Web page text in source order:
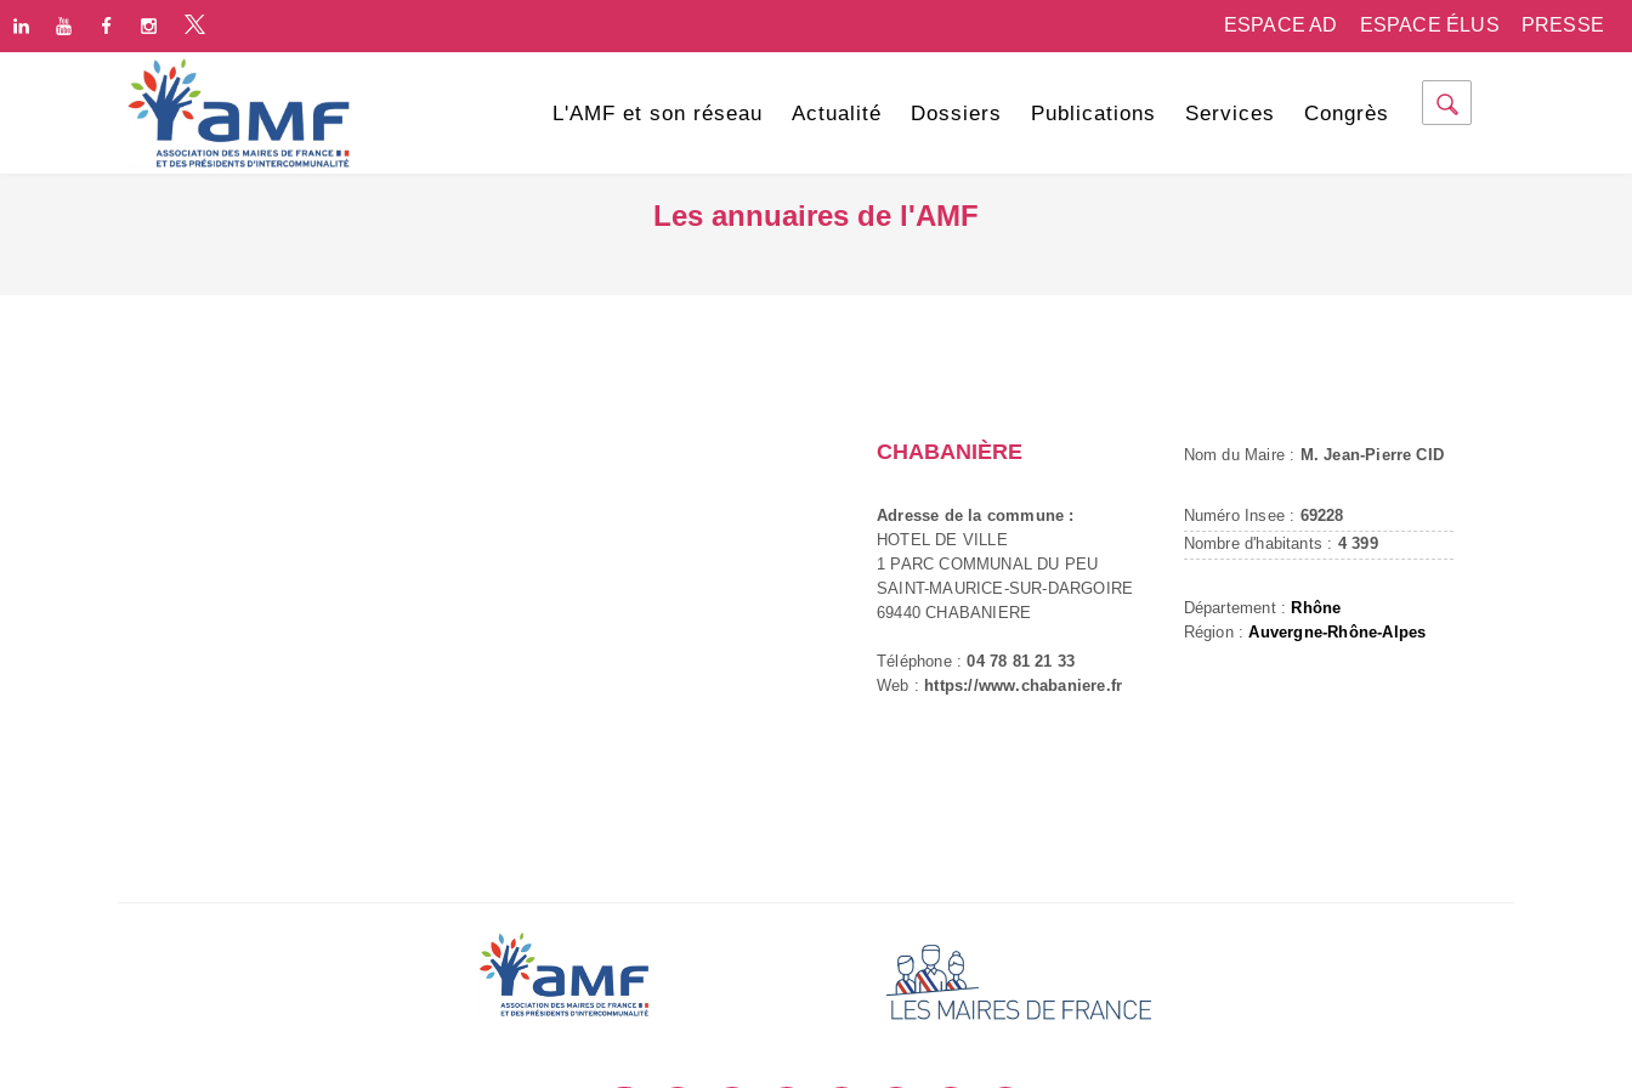
PRESSE
ESPACE ÉLUS
ESPACE AD
L'AMF et son réseau Actualité Dossiers Publications Services Congrès
Les annuaires de l'AMF
CHABANIÈRE
Adresse de la commune :
HOTEL DE VILLE
1 PARC COMMUNAL DU PEU
SAINT-MAURICE-SUR-DARGOIRE
69440 CHABANIERE
Téléphone :04 78 81 21 33
Web : https://www.chabaniere.fr
Nom du Maire : M. Jean-Pierre CID
Numéro Insee : 69228
Nombre d'habitants : 4 399
Département : Rhône
Région :Auvergne-Rhône-Alpes